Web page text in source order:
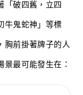
「破四舊，立四
牛鬼蛇神」等標
胸前掛著牌子的人
景最可能發生在：